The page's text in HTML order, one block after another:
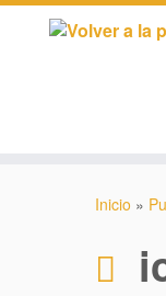
Saltar
Inicio »